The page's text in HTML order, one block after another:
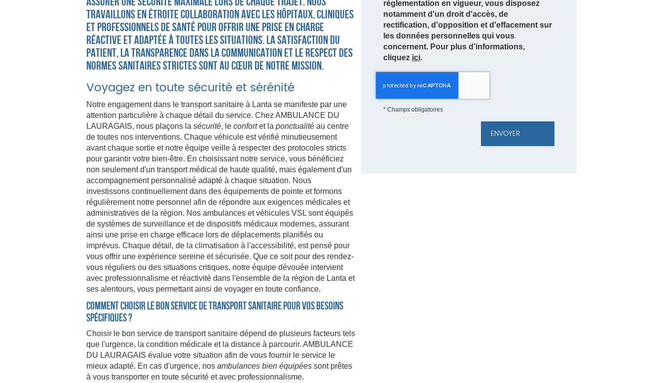
travaillons en étroite collaboration avec les hôpitaux, cliniques
et professionnels de santé pour offrir une prise en charge
réactive et adaptée à toutes les situations. La satisfaction du
patient, la transparence dans la communication et le respect des
normes sanitaires strictes sont au cœur de notre mission.
Voyagez en toute sécurité et sérénité
Notre engagement dans le transport sanitaire à Lanta se manifeste par une
attention particulière à chaque détail du service. Chez AMBULANCE DU
LAURAGAIS, nous plaçons la sécurité, le confortet la ponctualitéau centre
de toutes nos interventions. Chaque véhicule est vérifié minutieusement
avant chaque sortie et notre équipe veille à respecter des protocoles stricts
pour garantir votre bien-être. En choisissant notre service, vous bénéficiez
non seulement d'un transport médical de haute qualité, mais également d'un
accompagnement personnalisé adapté à chaque situation. Nous
investissons continuellement dans des équipements de pointe et formons
régulièrement notre personnel afin de répondre aux exigences médicales et
administratives de la région. Nos ambulances et véhicules VSL sont équipés
de systèmes de surveillance et de dispositifs médicaux modernes, assurant
ainsi une prise en charge efficace lors de déplacements planifiés ou
imprévus. Chaque détail, de la climatisation à l'accessibilité, est pensé pour
vous offrir une expérience sereine et sécurisée. Que ce soit pour des rendez-
vous réguliers ou des situations critiques, notre équipe dévouée intervient
avec professionnalisme et réactivité dans l'ensemble de la région de Lanta et
ses alentours, vous permettant ainsi de voyager en toute confiance.
Comment choisir le bon service de transport sanitaire pour vos besoins
spécifiques ?
Choisir le bon service de transport sanitaire dépend de plusieurs facteurs tels
que l'urgence, la condition médicale et la distance à parcourir. AMBULANCE
DU LAURAGAIS évalue votre situation afin de vous fournir le service le
mieux adapté. En cas d'urgence, nos ambulances bien équipéessont prêtes
à vous transporter en toute sécurité et avec professionnalisme.
réglementation en vigueur, vous disposez
notamment d'un droit d'accès, de
rectification, d'opposition et d'effacement sur
les données personnelles qui vous
concernent. Pour plus d’informations,
cliquez ici.
* Champs obligatoires